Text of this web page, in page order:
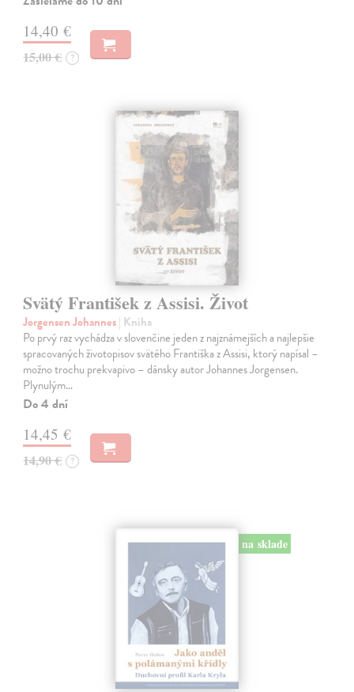
14,40 €
15,00 € ?
Svätý František z Assisi. Život
Jorgensen Johannes| Kniha
Po prvý raz vychádza v slovenčine jeden z najznámejších a najlepšie
spracovaných životopisov svätého Františka z Assisi, ktorý napísal –
možno trochu prekvapivo – dánsky autor Johannes Jorgensen.
Plynulým…
Do 4 dní
14,45 €
14,90 € ?
na sklade